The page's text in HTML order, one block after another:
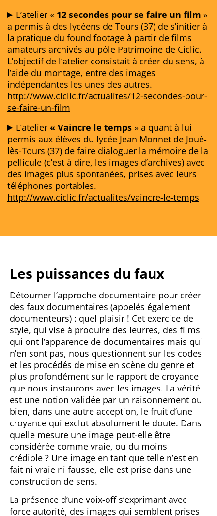
L’atelier « 12 secondes pour se faire un film »
a permis à des lycéens de Tours (37) de s’initier à
la pratique du found footage à partir de films
amateurs archivés au pôle Patrimoine de Ciclic.
L’objectif de l’atelier consistait à créer du sens, à
l’aide du montage, entre des images
indépendantes les unes des autres.
http://www.ciclic.fr/actualites/12-secondes-pour-
se-faire-un-film
L’atelier « Vaincre le temps » a quant à lui
permis aux élèves du lycée Jean Monnet de Joué-
lès-Tours (37) de faire dialoguer la mémoire de la
pellicule (c’est à dire, les images d’archives) avec
des images plus spontanées, prises avec leurs
téléphones portables.
http://www.ciclic.fr/actualites/vaincre-le-temps
Les puissances du faux
Détourner l’approche documentaire pour créer
des faux documentaires (appelés également
documenteurs) : quel plaisir ! Cet exercice de
style, qui vise à produire des leurres, des films
qui ont l’apparence de documentaires mais qui
n’en sont pas, nous questionnent sur les codes
et les procédés de mise en scène du genre et
plus profondément sur le rapport de croyance
que nous instaurons avec les images. La vérité
est une notion validée par un raisonnement ou
bien, dans une autre acception, le fruit d’une
croyance qui exclut absolument le doute. Dans
quelle mesure une image peut-elle être
considérée comme vraie, ou du moins
crédible ? Une image en tant que telle n’est en
fait ni vraie ni fausse, elle est prise dans une
construction de sens.
La présence d’une voix-off s’exprimant avec
force autorité, des images qui semblent prises